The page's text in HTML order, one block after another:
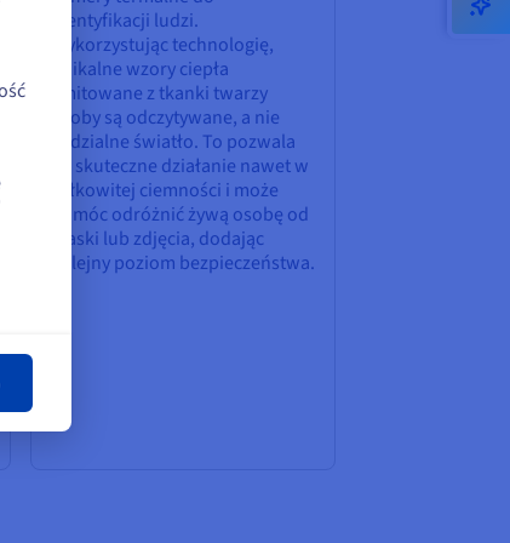
identyfikacji ludzi.
Wykorzystując technologię,
unikalne wzory ciepła
emitowane z tkanki twarzy
osoby są odczytywane, a nie
widzialne światło. To pozwala
na skuteczne działanie nawet w
całkowitej ciemności i może
pomóc odróżnić żywą osobę od
maski lub zdjęcia, dodając
kolejny poziom bezpieczeństwa.